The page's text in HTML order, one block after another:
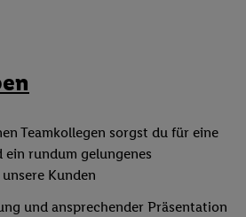
Teamkollegen sorgst du für eine
ein rundum gelungenes
Kunden
und ansprechender Präsentation